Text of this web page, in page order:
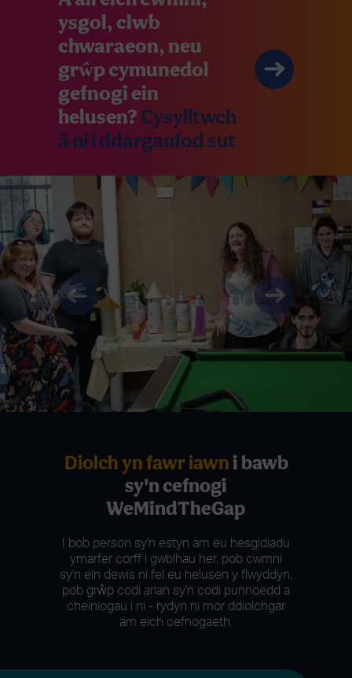
ysgol, clwb
chwaraeon, neu
grŵp cymunedol
gefnogi ein
helusen?Cysylltwch
â ni i ddarganfod sut
Diolch yn fawr iawni bawb
sy'n cefnogi
WeMindTheGap
I bob person sy'n estyn am eu hesgidiadu
ymarfer corff i gwblhau her, pob cwmni
sy'n ein dewis ni fel eu helusen y flwyddyn,
pob grŵp codi arian sy'n codi punnoedd a
cheiniogau i ni - rydyn ni mor ddiolchgar
am eich cefnogaeth.